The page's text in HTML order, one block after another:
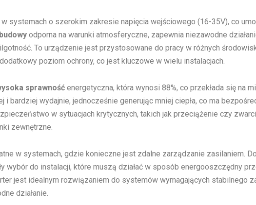
systemach o szerokim zakresie napięcia wejściowego (16-35V), co
odporna na warunki atmosferyczne, zapewnia niezawodne
To urządzenie jest przystosowane do pracy w różnych
poziom ochrony, co jest kluczowe w wielu instalacjach.
sprawność energetyczna, która wynosi 88%, co przekłada się na
bardziej wydajnie, jednocześnie generując mniej ciepła, co ma
w sytuacjach krytycznych, takich jak przeciążenie czy
zewnętrzne.
w systemach, gdzie konieczne jest zdalne zarządzanie zasilaniem.
do instalacji, które muszą działać w sposób energooszczędny
jest idealnym rozwiązaniem do systemów wymagających stabilnego
działanie.